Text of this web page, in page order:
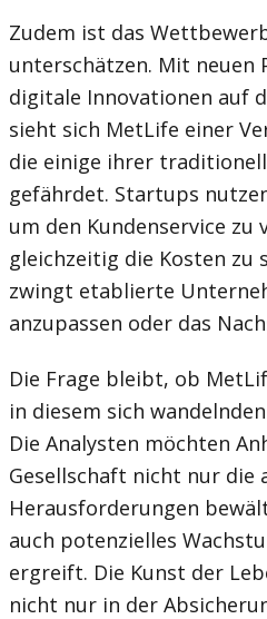
Zudem ist das
unterschätzen. Mit neuen
digitale Innovationen auf
sieht sich MetLife einer
die einige ihrer
gefährdet. Startups
um den Kundenservice zu
gleichzeitig die Kosten zu
zwingt etablierte
anzupassen oder das
Die Frage bleibt, ob
in diesem sich
Die Analysten möchten
Gesellschaft nicht nur die
Herausforderungen
auch potenzielles
ergreift. Die Kunst der
nicht nur in der